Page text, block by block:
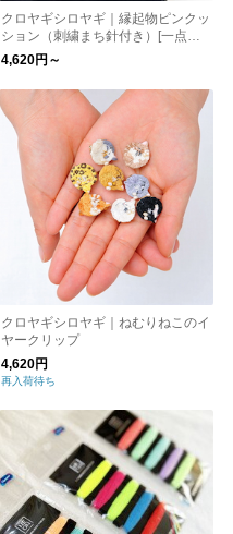
クロヤギシロヤギ｜縁起物ピンクッ
ション（刺繍まち針付き）[一点モ
ノ/母の日/ギフト]
4,620円～
クロヤギシロヤギ｜ねむりねこのイ
ヤークリップ
4,620円
再入荷待ち